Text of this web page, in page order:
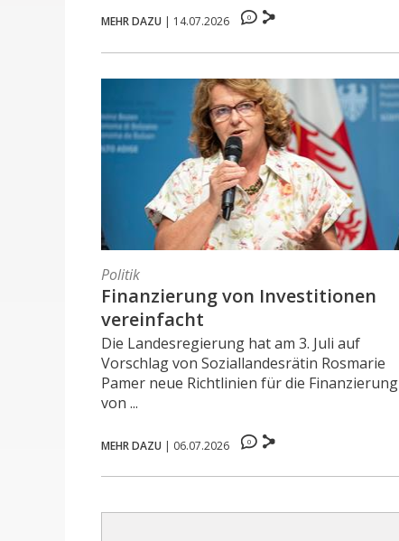
MEHR DAZU | 14.07.2026 0
Politik
Finanzierung von Investitionen
vereinfacht
Die Landesregierung hat am 3. Juli auf
Vorschlag von Soziallandesrätin Rosmarie
Pamer neue Richtlinien für die Finanzierung
von ...
MEHR DAZU | 06.07.2026 0